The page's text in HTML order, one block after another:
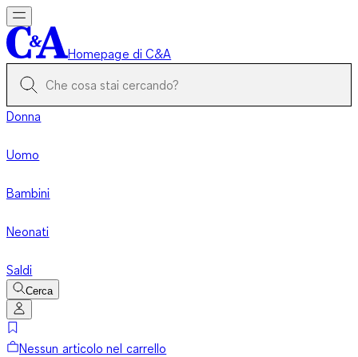
Homepage di C&A
Donna
Uomo
Bambini
Neonati
Saldi
Cerca
Nessun articolo nel carrello